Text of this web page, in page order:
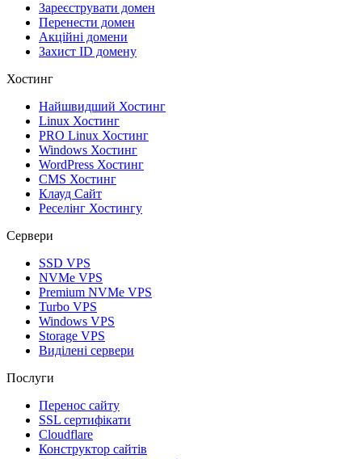
Зареєструвати домен
Перенести домен
Акційні домени
Захист ID домену
Хостинг
Найшвидший Хостинг
Linux Хостинг
PRO Linux Хостинг
Windows Хостинг
WordPress Хостинг
CMS Хостинг
Клауд Сайт
Реселінг Хостингу
Сервери
SSD VPS
NVMe VPS
Premium NVMe VPS
Turbo VPS
Windows VPS
Storage VPS
Виділені сервери
Послуги
Перенос сайту
SSL сертифікати
Clоudflare
Конструктор сайтів